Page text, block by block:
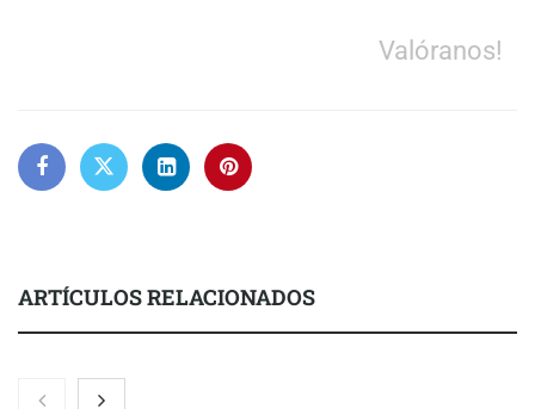
Valóranos!
ARTÍCULOS RELACIONADOS
Zoomex mejora su Strategy Center con herramientas